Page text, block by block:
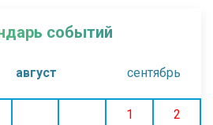
событий
август сентябрь
1 2